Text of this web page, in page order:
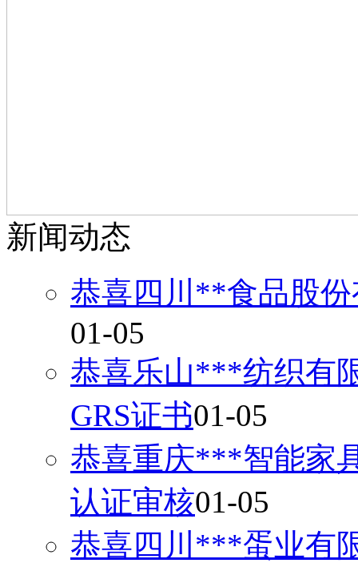
新闻动态
恭喜四川**食品股
01-05
恭喜乐山***纺织有
GRS证书01-05
恭喜重庆***智能家
认证审核01-05
恭喜四川***蛋业有